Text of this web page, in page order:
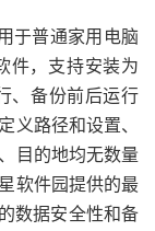
于普通家用电脑
件，支持安装为
、备份前后运行
义路径和设置、
目的地均无数量
软件园提供的最
数据安全性和备